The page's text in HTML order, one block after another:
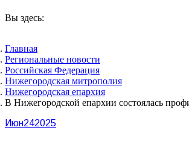
Вы здесь:
Главная
Pегиональные новости
Российская Федерация
Нижегородская митрополия
Нижегородская епархия
В Нижегородской епархии состоялась
Июн242025